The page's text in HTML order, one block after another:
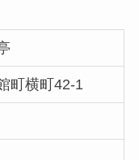
町横町42-1